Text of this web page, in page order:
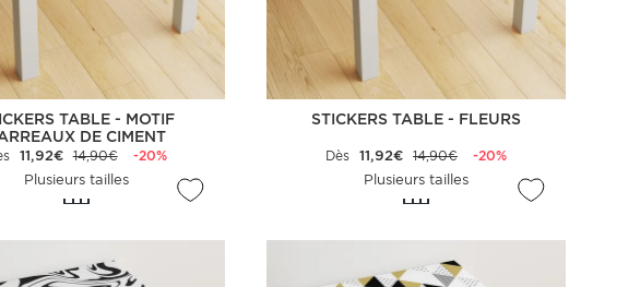
TABLE - MOTIF
DE CIMENT
11,92€ 14,90€
-20%
Plusieurs tailles
STICKERS TABLE - FLEURS
Dès 11,92€ 14,90€
-20%
Plusieurs tailles